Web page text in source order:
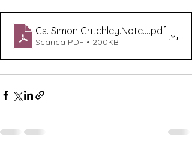
Cs. Simon Critchley.Note sul.pdf
Scarica PDF • 200KB